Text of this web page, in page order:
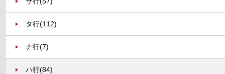
タ行(112)
ナ行(7)
ハ行(84)